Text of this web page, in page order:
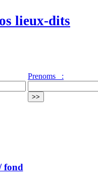
lieux-dits
Prenoms :
fond